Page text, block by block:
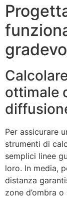
ottimale
Per assicurare
strumenti di
semplici linee
loro. In media,
distanza
zone d’ombra